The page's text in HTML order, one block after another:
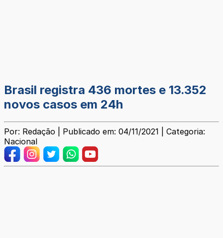
Brasil registra 436 mortes e 13.352
novos casos em 24h
Por: Redação | Publicado em: 04/11/2021 | Categoria:
Nacional